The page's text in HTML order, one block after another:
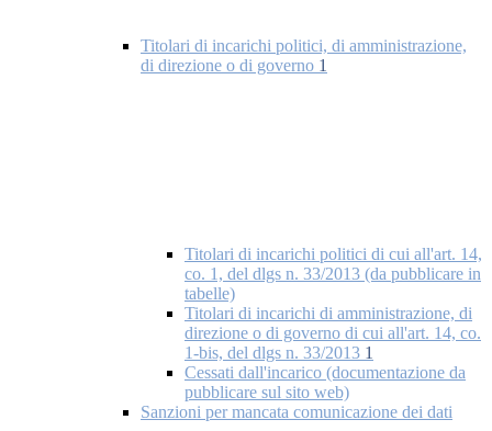
Titolari di incarichi politici, di amministrazione,
di direzione o di governo 1
Titolari di incarichi politici di cui all'art. 14,
co. 1, del dlgs n. 33/2013 (da pubblicare in
tabelle)
Titolari di incarichi di amministrazione, di
direzione o di governo di cui all'art. 14, co.
1-bis, del dlgs n. 33/2013 1
Cessati dall'incarico (documentazione da
pubblicare sul sito web)
Sanzioni per mancata comunicazione dei dati